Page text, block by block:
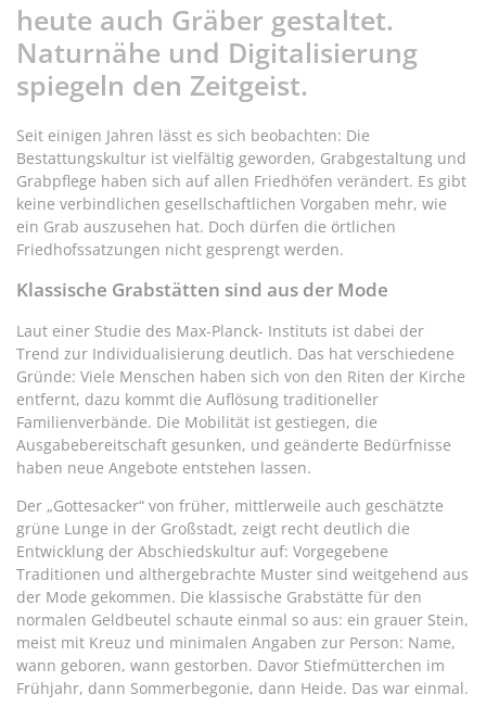
heute auch Gräber gestaltet.
Naturnähe und Digitalisierung
spiegeln den Zeitgeist.
Seit einigen Jahren lässt es sich beobachten: Die
Bestattungskultur ist vielfältig geworden, Grabgestaltung und
Grabpflege haben sich auf allen Friedhöfen verändert. Es gibt
keine verbindlichen gesellschaftlichen Vorgaben mehr, wie
ein Grab auszusehen hat. Doch dürfen die örtlichen
Friedhofssatzungen nicht gesprengt werden.
Klassische Grabstätten sind aus der Mode
Laut einer Studie des Max-Planck- Instituts ist dabei der
Trend zur Individualisierung deutlich. Das hat verschiedene
Gründe: Viele Menschen haben sich von den Riten der Kirche
entfernt, dazu kommt die Auflösung traditioneller
Familienverbände. Die Mobilität ist gestiegen, die
Ausgabebereitschaft gesunken, und geänderte Bedürfnisse
haben neue Angebote entstehen lassen.
Der „Gottesacker“ von früher, mittlerweile auch geschätzte
grüne Lunge in der Großstadt, zeigt recht deutlich die
Entwicklung der Abschiedskultur auf: Vorgegebene
Traditionen und althergebrachte Muster sind weitgehend aus
der Mode gekommen. Die klassische Grabstätte für den
normalen Geldbeutel schaute einmal so aus: ein grauer Stein,
meist mit Kreuz und minimalen Angaben zur Person: Name,
wann geboren, wann gestorben. Davor Stiefmütterchen im
Frühjahr, dann Sommerbegonie, dann Heide. Das war einmal.